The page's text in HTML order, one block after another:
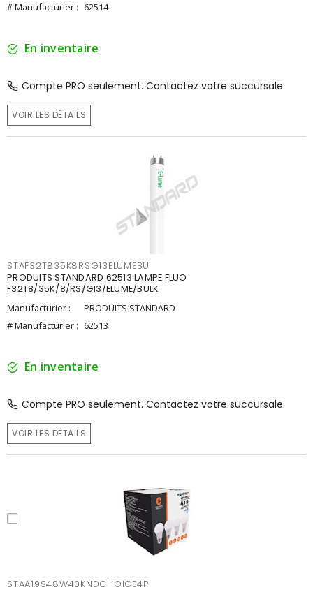
# Manufacturier : 62514
En inventaire
Compte PRO seulement. Contactez votre succursale
VOIR LES DÉTAILS
STAF32T835K8RSG13ELUMEBU
PRODUITS STANDARD 62513 LAMPE FLUO
F32T8/35K/8/RS/G13/ELUME/BULK
Manufacturier :
PRODUITS STANDARD
# Manufacturier : 62513
En inventaire
Compte PRO seulement. Contactez votre succursale
VOIR LES DÉTAILS
STAA19S48W40KNDCHOICE4P